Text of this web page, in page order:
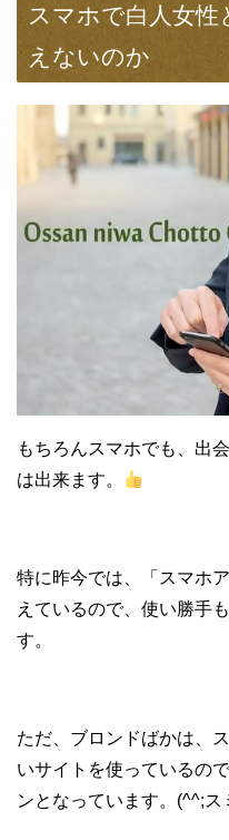
スマホで白人女
えないのか
もちろんスマホでも、出
は出来ます。
特に昨今では、「スマホ
えているので、使い勝手
す。
ただ、ブロンドばかは、
いサイトを使っているの
ンとなっています。(^^;ス